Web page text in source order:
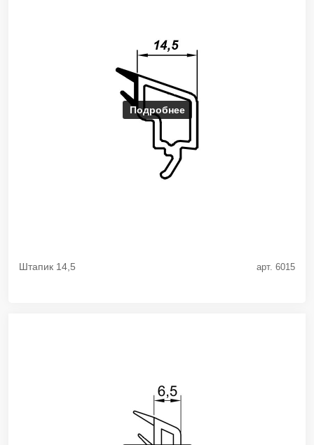
Подробнее
Штапик 14,5 арт. 6015